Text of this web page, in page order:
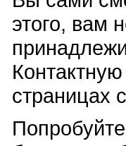
этого, вам
страницах